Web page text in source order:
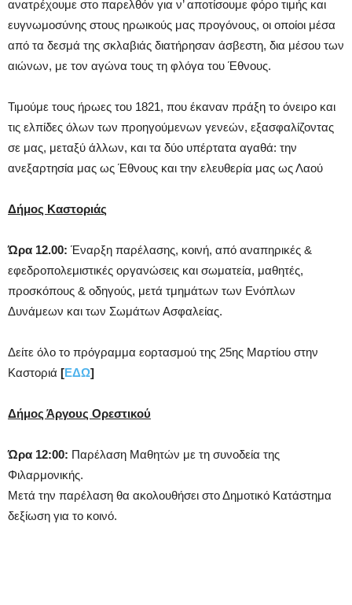
ανατρέχουμε στο παρελθόν για ν’ αποτίσουμε φόρο τιμής και
ευγνωμοσύνης στους ηρωικούς μας προγόνους, οι οποίοι μέσα
από τα δεσμά της σκλαβιάς διατήρησαν άσβεστη, δια μέσου των
αιώνων, με τον αγώνα τους τη φλόγα του Έθνους.
Τιμούμε τους ήρωες του 1821, που έκαναν πράξη το όνειρο και
τις ελπίδες όλων των προηγούμενων γενεών, εξασφαλίζοντας
σε μας, μεταξύ άλλων, και τα δύο υπέρτατα αγαθά: την
ανεξαρτησία μας ως Έθνους και την ελευθερία μας ως Λαού
Δήμος Καστοριάς
Ώρα 12.00: Έναρξη παρέλασης, κοινή, από αναπηρικές &
εφεδροπολεμιστικές οργανώσεις και σωματεία, μαθητές,
προσκόπους & οδηγούς, μετά τμημάτων των Ενόπλων
Δυνάμεων και των Σωμάτων Ασφαλείας.
Δείτε όλο το πρόγραμμα εορτασμού της 25ης Μαρτίου στην
Καστοριά [ΕΔΩ]
Δήμος Άργους Ορεστικού
Ώρα 12:00: Παρέλαση Μαθητών με τη συνοδεία της
Φιλαρμονικής.
Μετά την παρέλαση θα ακολουθήσει στο Δημοτικό Κατάστημα
δεξίωση για το κοινό.